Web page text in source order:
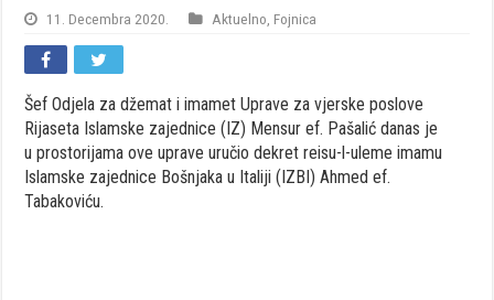
11. Decembra 2020. Aktuelno Fojnica
Šef Odjela za džemat i imamet Uprave za vjerske poslove
Rijaseta Islamske zajednice (IZ) Mensur ef. Pašalić danas je
u prostorijama ove uprave uručio dekret reisu-l-uleme imamu
Islamske zajednice Bošnjaka u Italiji (IZBI) Ahmed ef.
Tabakoviću.